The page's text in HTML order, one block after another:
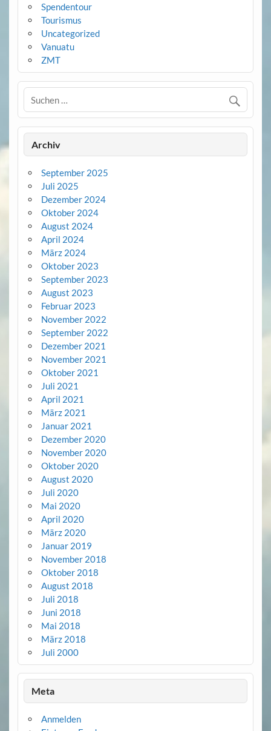
Spendentour
Tourismus
Uncategorized
Vanuatu
ZMT
Archiv
September 2025
Juli 2025
Dezember 2024
Oktober 2024
August 2024
April 2024
März 2024
Oktober 2023
September 2023
August 2023
Februar 2023
November 2022
September 2022
Dezember 2021
November 2021
Oktober 2021
Juli 2021
April 2021
März 2021
Januar 2021
Dezember 2020
November 2020
Oktober 2020
August 2020
Juli 2020
Mai 2020
April 2020
März 2020
Januar 2019
November 2018
Oktober 2018
August 2018
Juli 2018
Juni 2018
Mai 2018
März 2018
Juli 2000
Meta
Anmelden